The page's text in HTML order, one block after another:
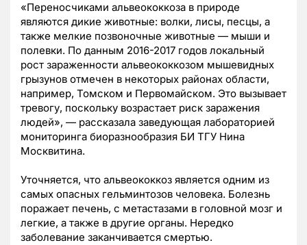
«Переносчиками альвеококкоза в природе
являются дикие животные: волки, лисы, песцы, а
также мелкие позвоночные животные — мыши и
полевки. По данным 2016-2017 годов локальный
рост зараженности альвеококкозом мышевидных
грызунов отмечен в некоторых районах области,
например, Томском и Первомайском. Это вызывает
тревогу, поскольку возрастает риск заражения
людей», — рассказала заведующая лабораторией
мониторинга биоразнообразия БИ ТГУ Нина
Москвитина.
Уточняется, что альвеококкоз является одним из
самых опасных гельминтозов человека. Болезнь
поражает печень, с метастазами в головной мозг и
легкие, а также в другие органы. Нередко
заболевание заканчивается смертью.